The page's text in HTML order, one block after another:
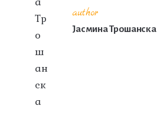
author
Јасмина Трошанска